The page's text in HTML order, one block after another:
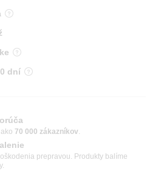
dní
70 000 zákazníkov
prepravou. Produkty balíme